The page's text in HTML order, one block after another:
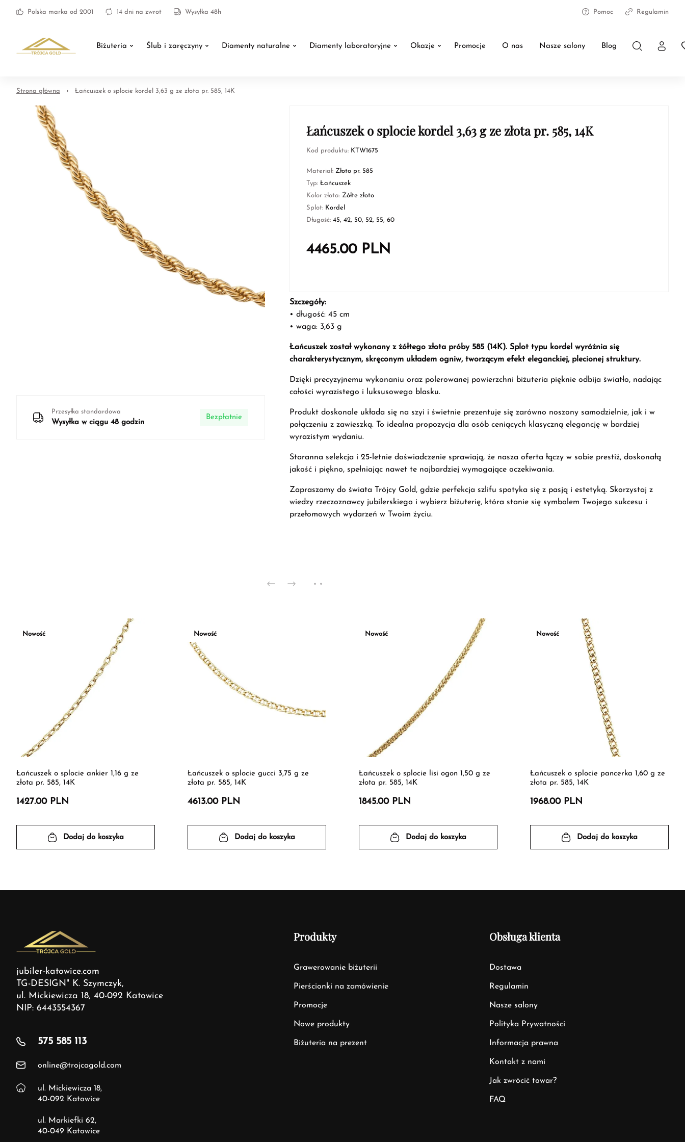
Polska marka od 2001 14 dni na zwrot Wysyłka 48h Pomoc Regulamin
Biżuteria Ślub i zaręczyny Diamenty naturalne Diamenty laboratoryjne Okazje Promocje O nas Nasze salony Blog
Strona główna Łańcuszek o splocie kordel 3,63 g ze złota pr. 585, 14K
Przesyłka standardowa
Wysyłka w ciągu 48 godzin
Bezpłatnie
Łańcuszek o splocie kordel 3,63 g ze złota pr. 585, 14K
Kod produktu: KTW1675
Materiał: Złoto pr. 585
Typ: Łańcuszek
Kolor złota: Żółte złoto
Splot: Kordel
Długość: 45, 42, 50, 52, 55, 60
4465.00PLN
Szczegóły:
• długość: 45 cm
• waga: 3,63 g
Łańcuszek został wykonany z żółtego złota próby 585 (14K). Splot typu kordel wyróżnia się
charakterystycznym, skręconym układem ogniw, tworzącym efekt eleganckiej, plecionej struktury.
Dzięki precyzyjnemu wykonaniu oraz polerowanej powierzchni biżuteria pięknie odbija światło, nadając
całości wyrazistego i luksusowego blasku.
Produkt doskonale układa się na szyi i świetnie prezentuje się zarówno noszony samodzielnie, jak i w
połączeniu z zawieszką. To idealna propozycja dla osób ceniących klasyczną elegancję w bardziej
wyrazistym wydaniu.
Staranna selekcja i 25-letnie doświadczenie sprawiają, że nasza oferta łączy w sobie prestiż, doskonałą
jakość i piękno, spełniając nawet te najbardziej wymagające oczekiwania.
Zapraszamy do świata Trójcy Gold, gdzie perfekcja szlifu spotyka się z pasją i estetyką. Skorzystaj z
wiedzy rzeczoznawcy jubilerskiego i wybierz biżuterię, która stanie się symbolem Twojego sukcesu i
przełomowych wydarzeń w Twoim życiu.
Nowość
Łańcuszek o splocie ankier 1,16 g ze
złota pr. 585, 14K
1427.00 PLN
Dodaj do koszyka
Nowość
Łańcuszek o splocie gucci 3,75 g ze
złota pr. 585, 14K
4613.00 PLN
Dodaj do koszyka
Nowość
Łańcuszek o splocie lisi ogon 1,50 g ze
złota pr. 585, 14K
1845.00 PLN
Dodaj do koszyka
Nowość
Łańcuszek o splocie pancerka 1,60 g ze
złota pr. 585, 14K
1968.00 PLN
Dodaj do koszyka
jubiler-katowice.com
TG-DESIGN" K. Szymczyk,
ul. Mickiewicza 18, 40-092 Katowice
NIP: 6443554367
575 585 113
online@trojcagold.com
ul. Mickiewicza 18,
40-092 Katowice
ul. Markiefki 62,
40-049 Katowice
Produkty
Grawerowanie biżuterii
Pierścionki na zamówienie
Promocje
Nowe produkty
Biżuteria na prezent
Obsługa klienta
Dostawa
Regulamin
Nasze salony
Polityka Prywatności
Informacja prawna
Kontakt z nami
Jak zwrócić towar?
FAQ